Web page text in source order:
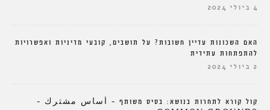
4 ביולי 2024
האם השכונות עדיין חשובות? על תושבים, קובעי מדיניות ואפשרויות
להתפתחות עתידית
2 ביולי 2024
קול קורא לתחרות בנושא: בסיס משותף – أساس مشترك –